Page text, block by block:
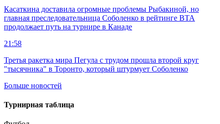
Касаткина доставила огромные проблемы Рыбакиной, но
главная преследовательница Соболенко в рейтинге ВТА
продолжает путь на турнире в Канаде
21:58
Третья ракетка мира Пегула с трудом прошла второй круг
"тысячника" в Торонто, который штурмует Соболенко
Больше новостей
Турнирная таблица